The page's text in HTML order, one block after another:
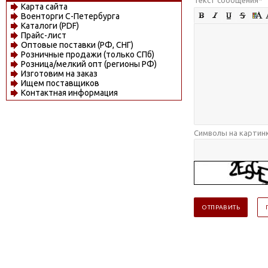
Карта сайта
Военторги С-Петербурга
Каталоги (PDF)
Прайс-лист
Оптовые поставки (РФ, СНГ)
Розничные продажи (только СПб)
Розница/мелкий опт (регионы РФ)
Изготовим на заказ
Ищем поставщиков
Контактная информация
Символы на